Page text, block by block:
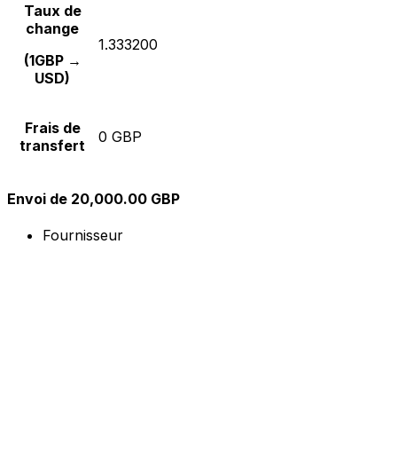
Taux de
change
(1GBP →
USD)
1.333200
Frais de
transfert
0 GBP
Envoi de 20,000.00 GBP
Fournisseur